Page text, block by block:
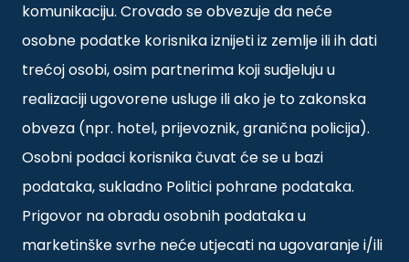
komunikaciju. Crovado se obvezuje da neće
osobne podatke korisnika iznijeti iz zemlje ili ih dati
trećoj osobi, osim partnerima koji sudjeluju u
realizaciji ugovorene usluge ili ako je to zakonska
obveza (npr. hotel, prijevoznik, granična policija).
Osobni podaci korisnika čuvat će se u bazi
podataka, sukladno Politici pohrane podataka.
Prigovor na obradu osobnih podataka u
marketinške svrhe neće utjecati na ugovaranje i/ili